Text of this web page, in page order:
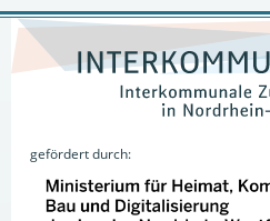
gefördert durch: